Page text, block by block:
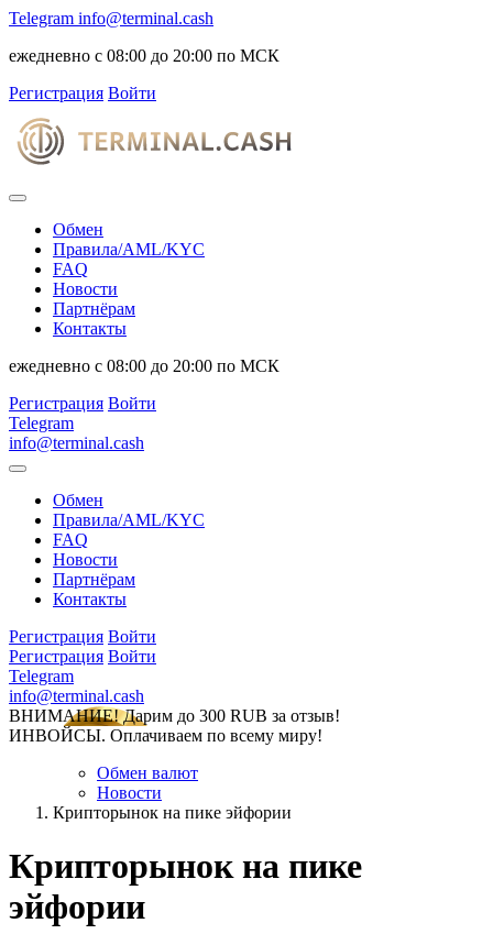
Telegram info@terminal.cash
ежедневно с 08:00 до 20:00 по МСК
Регистрация Войти
Обмен
Правила/AML/KYC
FAQ
Новости
Партнёрам
Контакты
ежедневно с 08:00 до 20:00 по МСК
Регистрация Войти
Telegram
info@terminal.cash
Обмен
Правила/AML/KYC
FAQ
Новости
Партнёрам
Контакты
Регистрация Войти
Регистрация Войти
Telegram
info@terminal.cash
ВНИМАНИЕ! Дарим до 300 RUB за отзыв!
ИНВОЙСЫ. Оплачиваем по всему миру!
Обмен валют
Новости
Крипторынок на пике эйфории
Крипторынок на пике
эйфории